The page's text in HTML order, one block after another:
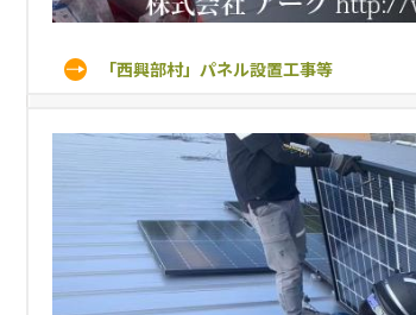
「西興部村」パネル設置工事等